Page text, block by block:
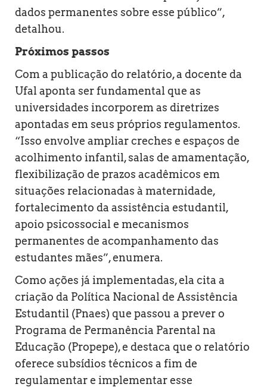
dados permanentes sobre esse público”,
detalhou.
Próximos passos
Com a publicação do relatório, a docente da
Ufal aponta ser fundamental que as
universidades incorporem as diretrizes
apontadas em seus próprios regulamentos.
“Isso envolve ampliar creches e espaços de
acolhimento infantil, salas de amamentação,
flexibilização de prazos acadêmicos em
situações relacionadas à maternidade,
fortalecimento da assistência estudantil,
apoio psicossocial e mecanismos
permanentes de acompanhamento das
estudantes mães”, enumera.
Como ações já implementadas, ela cita a
criação da Política Nacional de Assistência
Estudantil (Pnaes) que passou a prever o
Programa de Permanência Parental na
Educação (Propepe), e destaca que o relatório
oferece subsídios técnicos a fim de
regulamentar e implementar esse